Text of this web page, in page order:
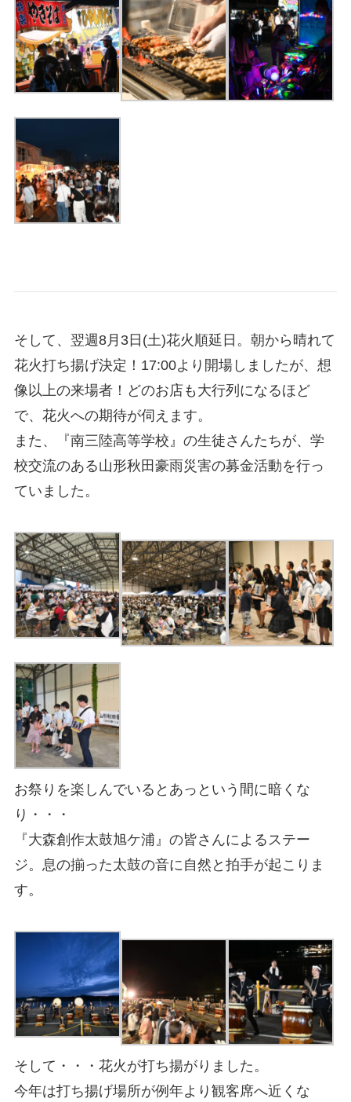
そして、翌週8月3日(土)花火順延日。朝から晴れて
花火打ち揚げ決定！17:00より開場しましたが、想
像以上の来場者！どのお店も大行列になるほど
で、花火への期待が伺えます。
また、『南三陸高等学校』の生徒さんたちが、学
校交流のある山形秋田豪雨災害の募金活動を行っ
ていました。
お祭りを楽しんでいるとあっという間に暗くな
り・・・
『大森創作太鼓旭ケ浦』の皆さんによるステー
ジ。息の揃った太鼓の音に自然と拍手が起こりま
す。
そして・・・花火が打ち揚がりました。
今年は打ち揚げ場所が例年より観客席へ近くな